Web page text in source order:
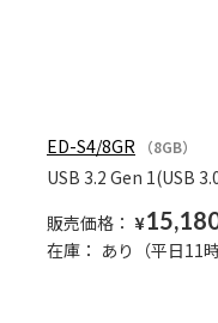
ED-S4/8GR （8GB）
USB 3.2 Gen 1(USB
販売価格： ¥
在庫： あり（平日11